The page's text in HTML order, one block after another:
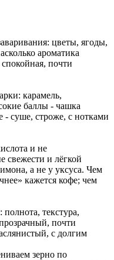
цветы, ягоды,
ароматика
почти
карамель,
баллы - чашка
- суше, строже, с нотками
и не
свежести и лёгкой
а не у уксуса. Чем
кажется кофе; чем
полнота, текстура,
почти
с долгим
зерно по